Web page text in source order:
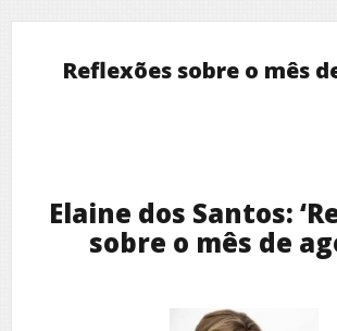
Reflexões sobre o mês
Elaine dos Santos:
sobre o mês de